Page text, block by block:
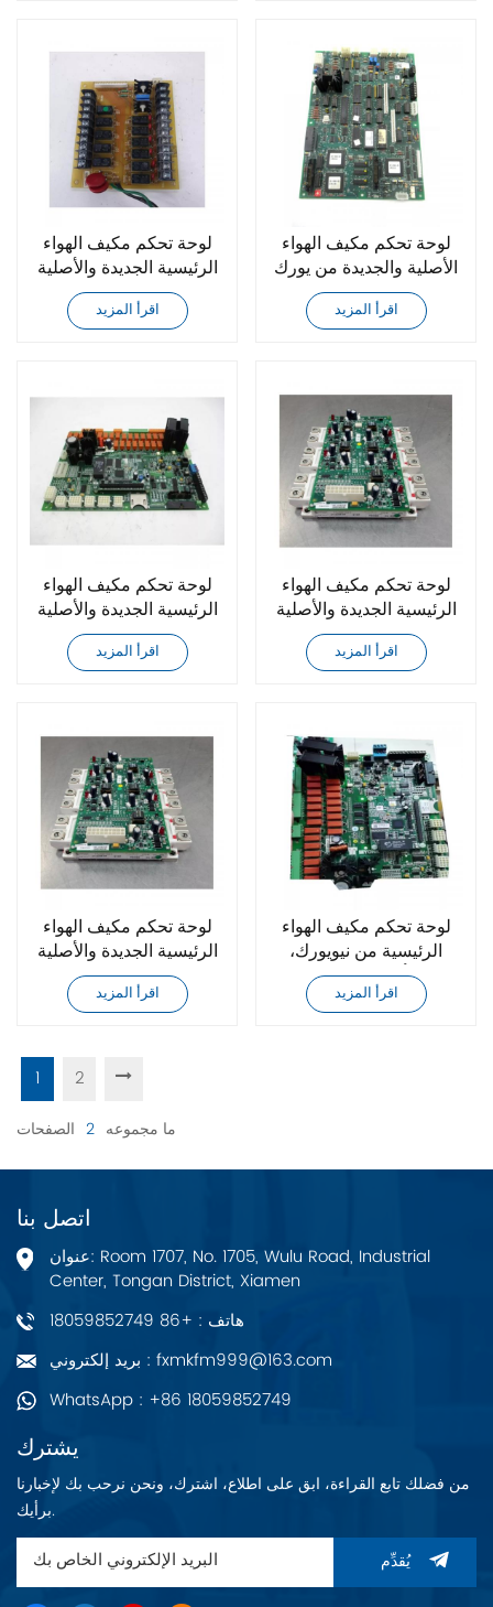
لوحة تحكم مكيف الهواء
الرئيسية الجديدة والأصلية
002
اقرأ المزيد
لوحة تحكم مكيف الهواء
الأصلية والجديدة من يورك
031-01616-000
اقرأ المزيد
لوحة تحكم مكيف الهواء
الرئيسية الجديدة والأصلية
من يورك 031-02061-003
اقرأ المزيد
لوحة تحكم مكيف الهواء
الرئيسية الجديدة والأصلية
من يورك 031-02061-002
اقرأ المزيد
لوحة تحكم مكيف الهواء
الرئيسية الجديدة والأصلية
من يورك 031-02061-001
اقرأ المزيد
لوحة تحكم مكيف الهواء
الرئيسية من نيويورك،
جديدة وأصلية، رقم القطعة
031-02550-000
اقرأ المزيد
1 2
ما مجموعه 2 الصفحات
اتصل بنا
عنوان: Room 1707, No. 1705, Wulu Road, Industrial
Center, Tongan District, Xiamen
هاتف : +86 18059852749
بريد إلكتروني : fxmkfm999@163.com
WhatsApp : +86 18059852749
يشترك
من فضلك تابع القراءة، ابق على اطلاع، اشترك، ونحن نرحب بك لإخبارنا
برأيك.
يُقدِّم